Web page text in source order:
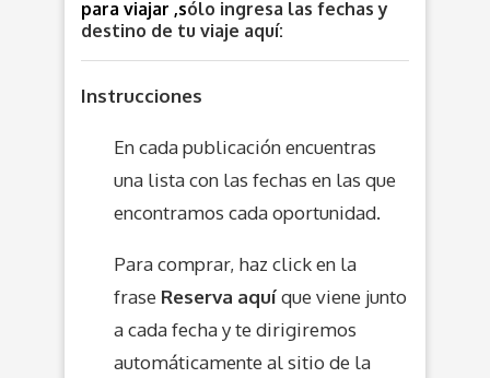
para viajar ,sólo ingresa las fechas y
destino de tu viaje aquí:
Instrucciones
En cada publicación encuentras
una lista con las fechas en las que
encontramos cada oportunidad.
Para comprar, haz click en la
frase Reserva aquíque viene junto
a cada fecha y te dirigiremos
automáticamente al sitio de la